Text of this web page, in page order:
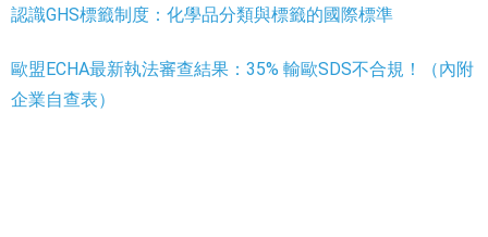
認識GHS標籤制度：化學品分類與標籤的國際標準
歐盟ECHA最新執法審查結果：35% 輸歐SDS不合規！（內附
企業自查表）